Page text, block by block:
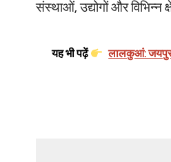
संस्थाओं, उद्योगों और विभिन्न
यह भी पढ़ें लालकुआं: जयपुर